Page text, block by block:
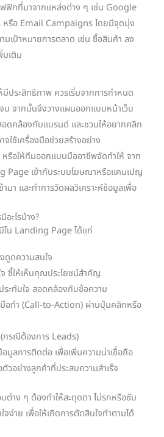
ฟฟิกที่มาจากแหล่งต่าง ๆ เช่น Google
รือ Email Campaigns โดยมีจุดมุ่ง
มเป้าหมายการตลาด เช่น ซื้อสินค้า ลง
มเติม
ประสิทธิภาพ ควรเริ่มจากการกำหนด
น จากนั้นจึงวางแผนออกแบบหน้าเว็บ
อดคล้องกับแบรนด์ และชวนให้อยากคลิก
ใช้เครื่องมือช่วยสร้างอย่าง
อให้ทีมออกแบบมืออาชีพจัดทำให้ จาก
Page เข้ากับระบบโฆษณาหรือแคมเปญ
มา และทำการวัดผลวิเคราะห์ข้อมูลเพื่อ
ะไรบ้าง?
น Landing Page ได้แก่
ดูดความสนใจ
ชี้ให้เห็นคุณประโยชน์สำคัญ
ระทับใจ สอดคล้องกับข้อความ
มือทำ (Call-to-Action) ผ่านปุ่มคลิกหรือ
รณีต้องการ Leads)
มูลการติดต่อ เพื่อเพิ่มความน่าเชื่อถือ
อย่างลูกค้าที่ประสบความสำเร็จ
ต่าง ๆ ต้องทำให้สะดุดตา ไม่รกหรือซับ
จง่าย เพื่อให้เกิดการตัดสินใจทำตามได้